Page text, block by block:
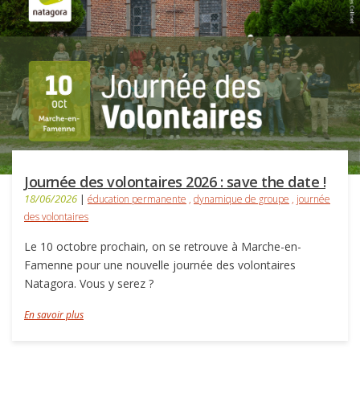
Journée des volontaires 2026 : save the date !
18/06/2026 | éducation permanente , dynamique de groupe , journée
des volontaires
Le 10 octobre prochain, on se retrouve à Marche-en-
Famenne pour une nouvelle journée des volontaires
Natagora. Vous y serez ?
En savoir plus